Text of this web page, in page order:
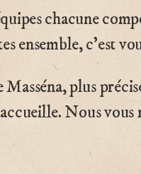
chacune
ensemble, c’est
plus
Nous